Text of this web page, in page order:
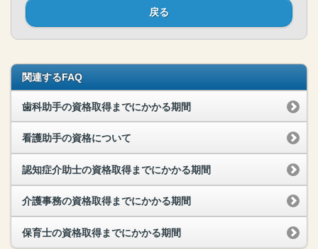
戻る
関連するFAQ
歯科助手の資格取得までにかかる期間
看護助手の資格について
認知症介助士の資格取得までにかかる期間
介護事務の資格取得までにかかる期間
保育士の資格取得までにかかる期間